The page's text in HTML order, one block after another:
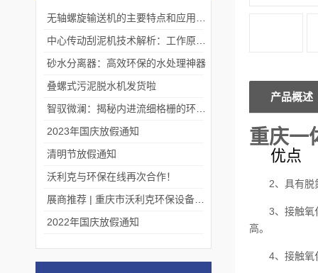
产品概述
重庆一
优点
2、具有脱
3、接触氧
高。
4、接触氧
砂水分离器：高效环保的水处理神器
叠螺式污泥脱水机发货啦
2023年国庆放假通知
清明节放假通知
沃利克与环保在线再次合作！
2022年国庆放假通知